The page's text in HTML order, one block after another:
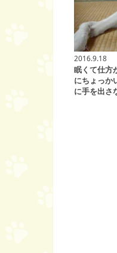
2016.9.18
眠くて仕方
にちょっか
に手を出さ